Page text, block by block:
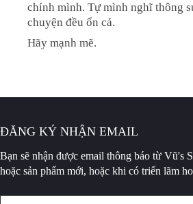
chính mình. Tự mình nghĩ thông
chuyện đều ổn cả.
Hãy mạnh mẽ.
ĐĂNG KÝ NHẬN EMAIL
Bạn sẽ nhận được email thông báo từ Vũ's
hoặc sản phẩm mới, hoặc khi có triển lãm